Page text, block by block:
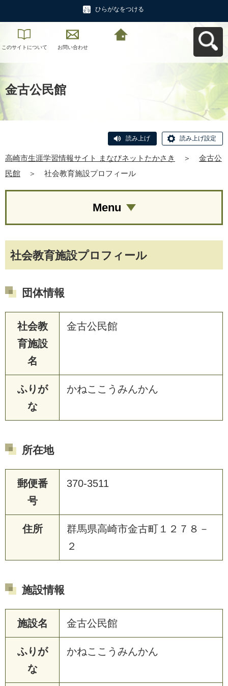
ひらがなをつける
このサイトについて お問い合わせ
金古公民館
読み上げ 読み上げ設定
高崎市生涯学習情報サイト まなびネットたかさき ＞
金古公
民館
＞ 社会教育施設プロフィール
社会教育施設プロフィール
団体情報
社会教
育施設
名
金古公民館
ふりが
な
かねここうみんかん
所在地
郵便番
号
370-3511
住所
群馬県高崎市金古町１２７８－
２
施設情報
施設名 金古公民館
ふりが
な
かねここうみんかん
Menu